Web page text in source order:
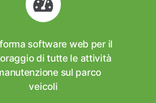
software web per il
di tutte le attività
sul parco
veicoli